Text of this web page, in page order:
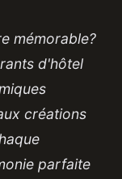
mémorable?
d'hôtel
créations
parfaite